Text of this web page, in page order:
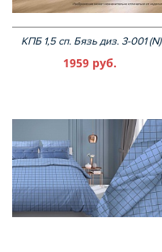
КПБ 1,5 сп. Бязь диз. 3-001 (N)
1959 руб.